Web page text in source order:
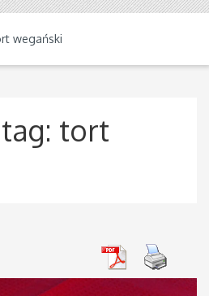
wegański
tort